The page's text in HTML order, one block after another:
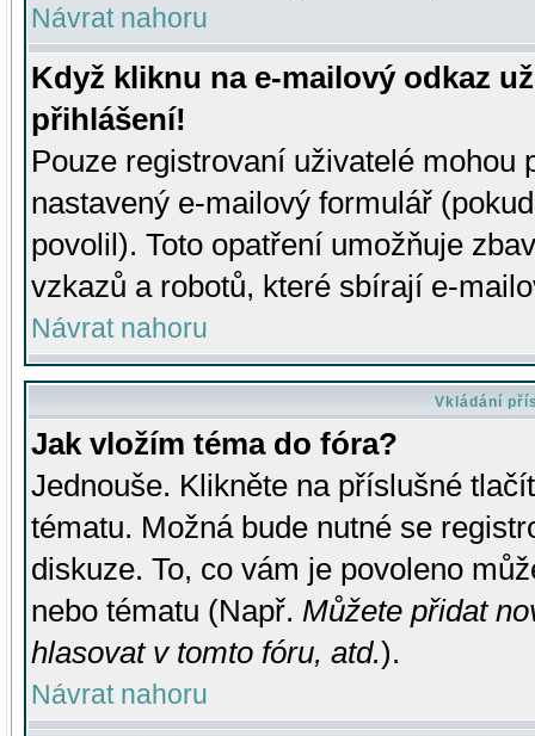
Návrat nahoru
Když kliknu na e-mailový odkaz
přihlášení!
Pouze registrovaní uživatelé mohou
nastavený e-mailový formulář
povolil). Toto opatření umožňuje
vzkazů a robotů, které sbírají e-
Návrat nahoru
Vkládání
Jak vložím téma do fóra?
Jednouše. Klikněte na příslušné
tématu. Možná bude nutné se
diskuze. To, co vám je povoleno
nebo tématu (Např. Můžete přidat
hlasovat v tomto fóru, atd.).
Návrat nahoru